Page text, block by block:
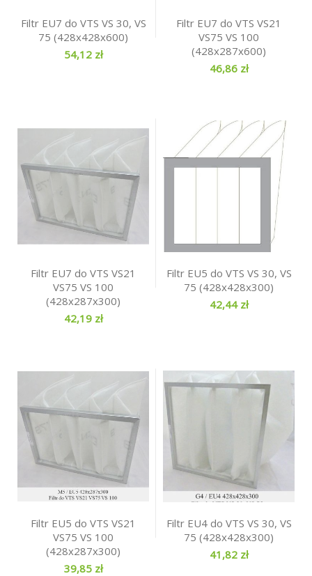
Filtr EU7 do VTS VS 30, VS
75 (428x428x600)
54,12 zł
Filtr EU7 do VTS VS21
VS75 VS 100
(428x287x600)
46,86 zł
Filtr EU7 do VTS VS21
VS75 VS 100
(428x287x300)
42,19 zł
Filtr EU5 do VTS VS 30, VS
75 (428x428x300)
42,44 zł
Filtr EU5 do VTS VS21
VS75 VS 100
(428x287x300)
39,85 zł
Filtr EU4 do VTS VS 30, VS
75 (428x428x300)
41,82 zł